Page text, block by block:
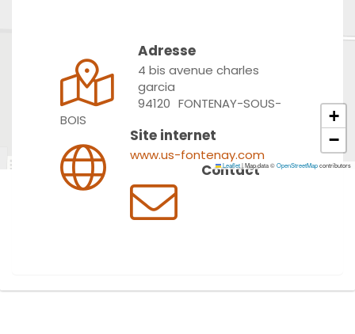
+
−
Leaflet|Map data ©OpenStreetMapcontributors
Adresse
4 bis avenue charles
garcia
94120 FONTENAY-SOUS-
BOIS
Site internet
www.us-fontenay.com
Contact